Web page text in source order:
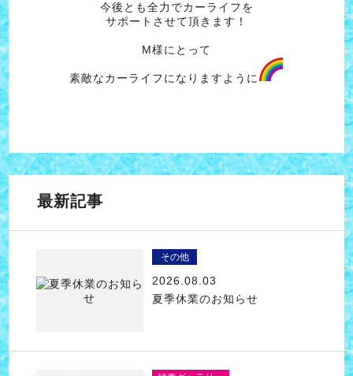
今後とも全力でカーライフを
サポートさせて頂きます！
M様にとって
素敵なカーライフになりますように
最新記事
その他
2026.08.03
夏季休業のお知らせ